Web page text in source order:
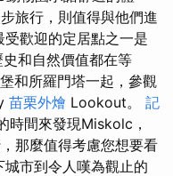
旅行，則值得與他們進
受歡迎的定居點之一是
和自然價值都在等
和所羅門塔一起，參觀
苗栗外燴 Lookout。 記
時間來發現Miskolc，
那麼值得考慮您想要看
市到令人嘆為觀止的